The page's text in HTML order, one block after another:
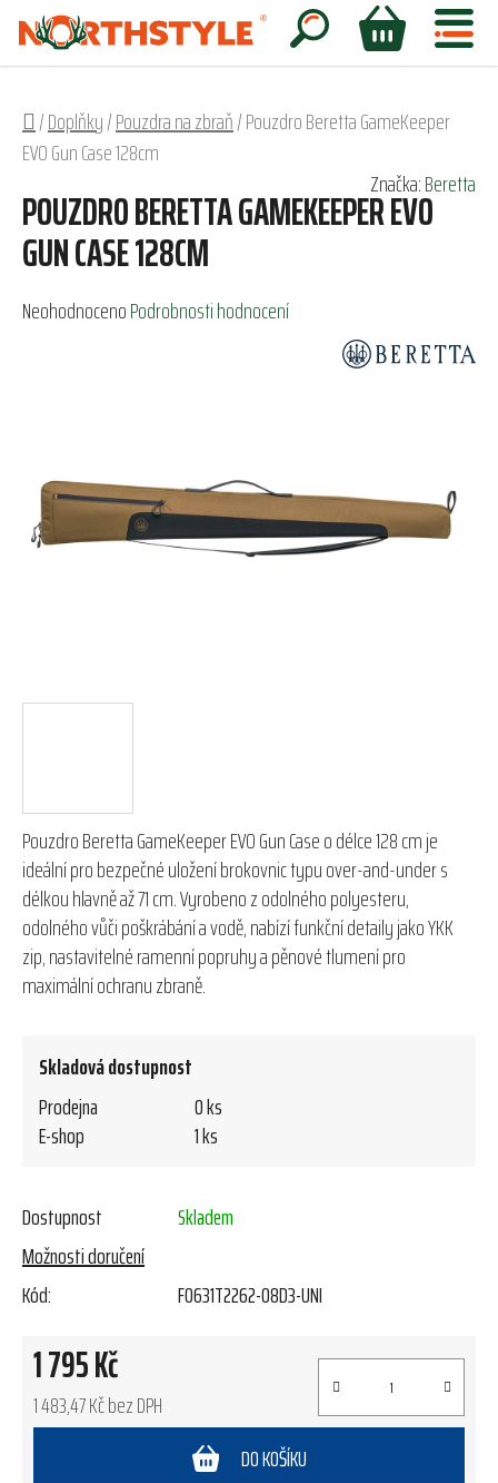
Přejít
obsah
Hledat
NÁKUPNÍ
Domů
/Doplňky/Pouzdra na zbraň/Pouzdro Beretta GameKeeper
EVO Gun Case 128cm
Pouzdro Beretta GameKeeper EVO Gun Case o délce 128 cm je
ideální pro bezpečné uložení brokovnic typu over-and-under s
délkou hlavně až 71 cm. Vyrobeno z odolného polyesteru,
odolného vůči poškrábání a vodě, nabízí funkční detaily jako YKK
zip, nastavitelné ramenní popruhy a pěnové tlumení pro
maximální ochranu zbraně.
Skladová dostupnost
Prodejna
0 ks
E-shop
1 ks
Dostupnost
Skladem
Možnosti doručení
Kód:
FO631T2262-08D3-UNI
1 795 Kč
1 483,47 Kč bez DPH
DO KOŠÍKU
POUZDRO BERETTA GAMEKEEPER EVO
GUN CASE 128CM
Průměrné
hvězdiček.
NeohodnocenoPodrobnosti hodnocení
Značka:Beretta